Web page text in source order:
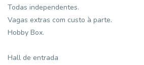
Todas independentes.
Vagas extras com custo à parte.
Hobby Box.
Hall de entrada